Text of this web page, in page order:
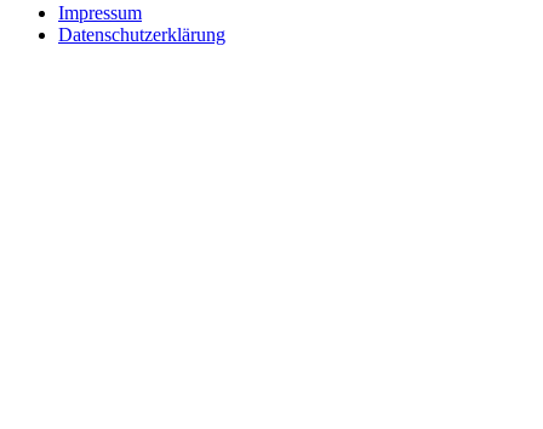
Impressum
Datenschutzerklärung